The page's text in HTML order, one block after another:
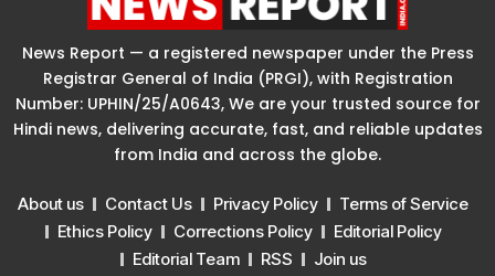
News Report — a registered newspaper under the Press
Registrar General of India (PRGI), with Registration
Number: UPHIN/25/A0643, We are your trusted source for
Hindi news, delivering accurate, fast, and reliable updates
from India and across the globe.
About us Contact Us Privacy Policy
Terms of Service
Ethics Policy
Corrections Policy
Editorial Policy
Editorial Team
RSS Join us